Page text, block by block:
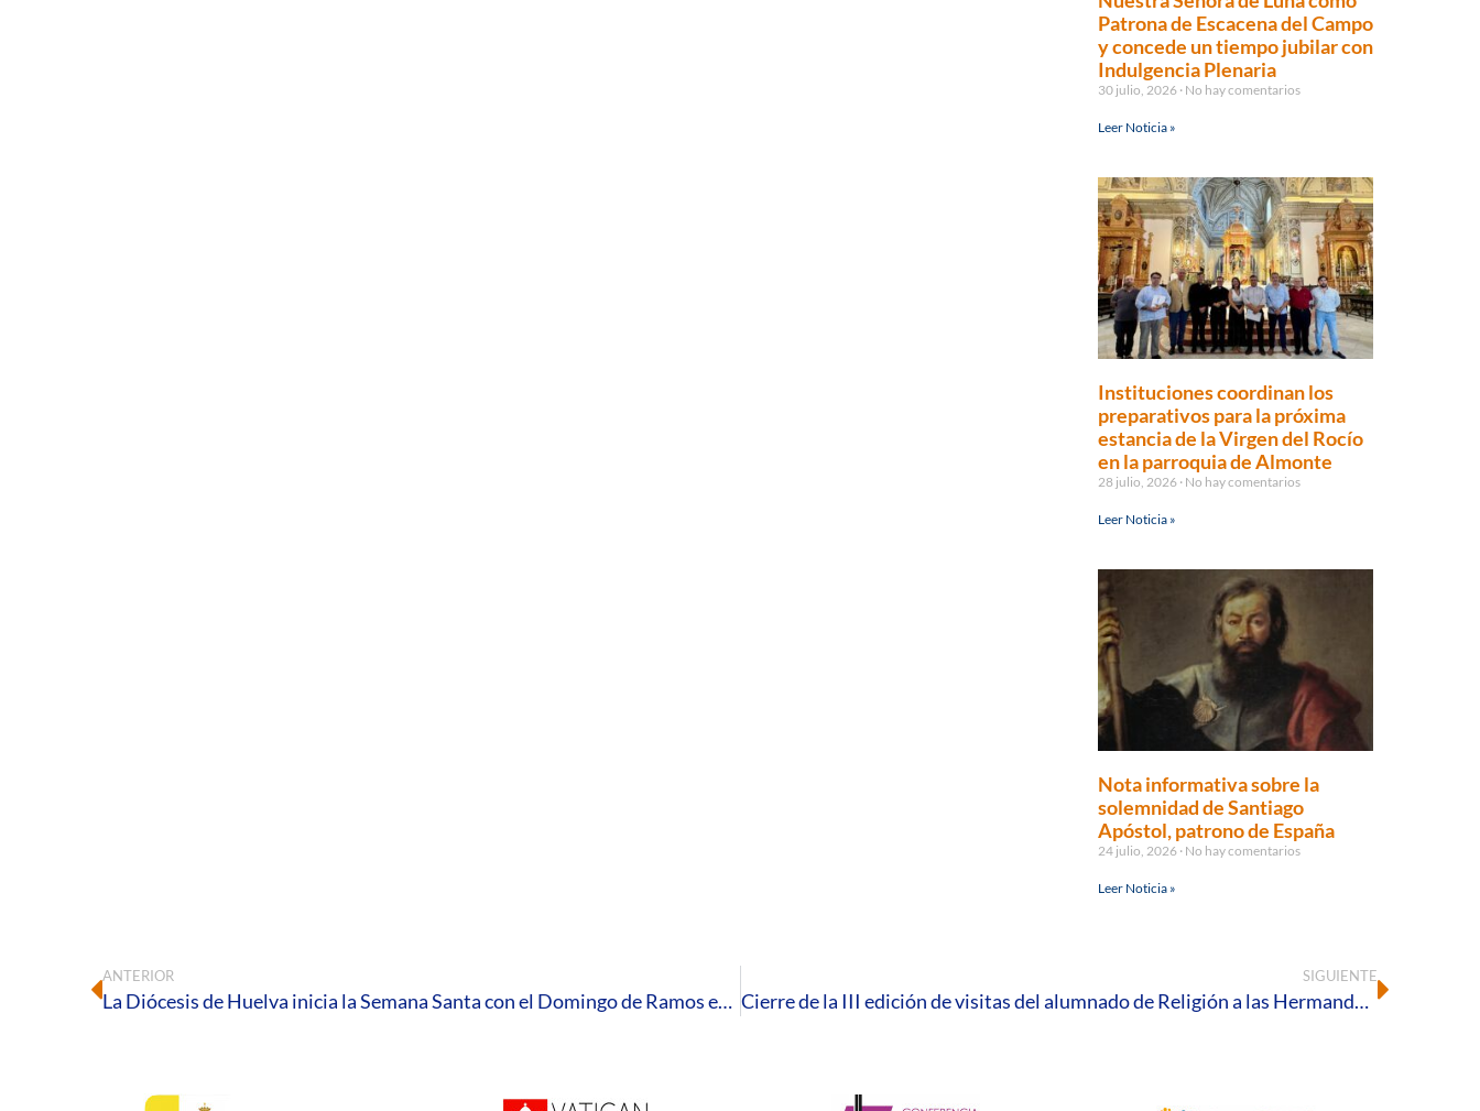
Patrona de Escacena del Campo
y concede un tiempo jubilar con
Indulgencia Plenaria
30 julio, 2026 No hay comentarios
Leer Noticia »
Instituciones coordinan los
preparativos para la próxima
estancia de la Virgen del Rocío
en la parroquia de Almonte
28 julio, 2026 No hay comentarios
Leer Noticia »
Nota informativa sobre la
solemnidad de Santiago
Apóstol, patrono de España
24 julio, 2026 No hay comentarios
Leer Noticia »
ANTERIOR
La Diócesis de Huelva inicia la Semana Santa con el Domingo de Ramos en la Pasión del Señor
SIGUIENTE
Cierre de la III edición de visitas del alumnado de Religión a las Hermandades de Semana Santa de Huelva